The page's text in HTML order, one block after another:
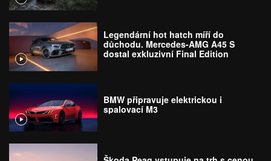
Legendární hot hatch míří do
důchodu. Mercedes-AMG A45 S
dostal exkluzivní Final Edition
BMW připravuje elektrickou i
spalovací M3